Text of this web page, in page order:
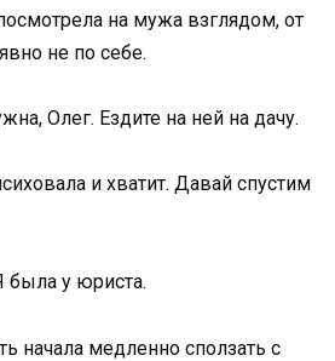
на мужа взглядом, от
не по себе.
Олег. Ездите на ней на дачу.
и хватит. Давай спустим
была у юриста.
начала медленно сползать с